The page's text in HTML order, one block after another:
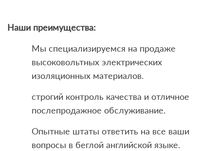
Наши преимущества:
Мы специализируемся на продаже
высоковольтных электрических
изоляционных материалов.
строгий контроль качества и отличное
послепродажное обслуживание.
Опытные штаты ответить на все ваши
вопросы в беглой английской языке.